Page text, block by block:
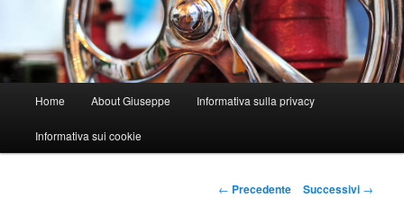
principale
Home About Giuseppe Informativa sulla privacy
Informativa sui cookie
Navigazione
← Precedente Successivi →